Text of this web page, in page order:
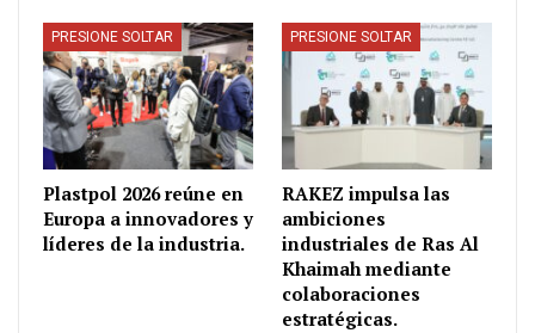
PRESIONE SOLTAR
Plastpol 2026 reúne en
Europa a innovadores y
líderes de la industria.
PRESIONE SOLTAR
RAKEZ impulsa las
ambiciones
industriales de Ras Al
Khaimah mediante
colaboraciones
estratégicas.